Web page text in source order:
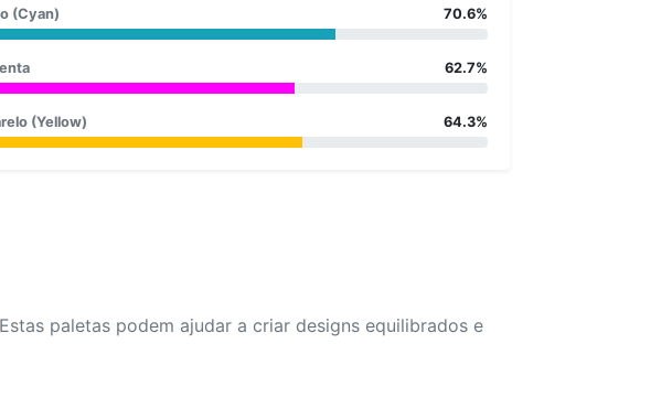
(Cyan) 70.6%
62.7%
(Yellow) 64.3%
paletas podem ajudar a criar designs equilibrados e